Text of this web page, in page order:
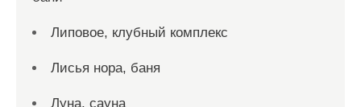
Липовое, клубный комплекс
Лисья нора, баня
Луна, сауна